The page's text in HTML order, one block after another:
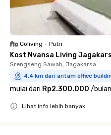
Coliving • Putri
Kost Nvansa Living
Srengseng Sawah, Jagakarsa
4.4 km dari antam office
mulai dari Rp2.300.000 /bulan
Lihat info lebih banyak